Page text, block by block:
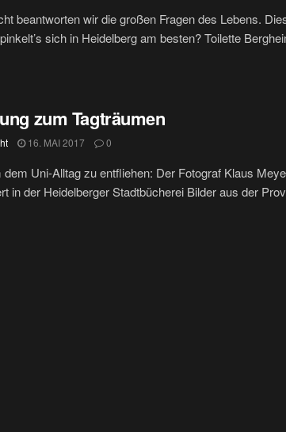
beantworten wir die großen Fragen des Lebens.
sich in Heidelberg am besten? Toilette
zum Tagträumen
16. MAI 2017 0
dem Uni-Alltag zu entfliehen: Der Fotograf Klaus
in der Heidelberger Stadtbücherei Bilder aus der